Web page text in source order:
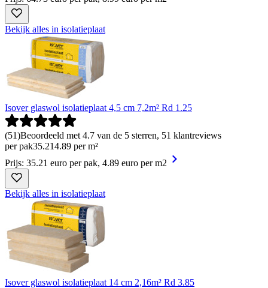
Bekijk alles in isolatieplaat
Isover glaswol isolatieplaat 4,5 cm 7,2m² Rd 1.25
(51)Beoordeeld met 4.7 van de 5 sterren, 51 klantreviews
per pak35.214.89 per m²
Prijs: 35.21 euro per pak, 4.89 euro per m2
Bekijk alles in isolatieplaat
Isover glaswol isolatieplaat 14 cm 2,16m² Rd 3.85